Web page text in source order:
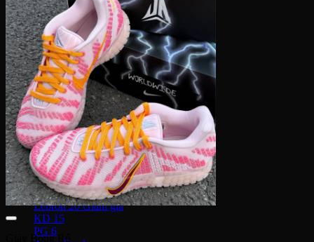
Air max 1
Air max 90
Air Max 97
Air max 270
Vapormax
Giày thời trang
Nike Dunk
SB Dunk
Nike Blazer
Nike Cortez
Giày bóng rổ Nike
Lebron 20
KD 15
PG 6
Giày Bóng Rổ